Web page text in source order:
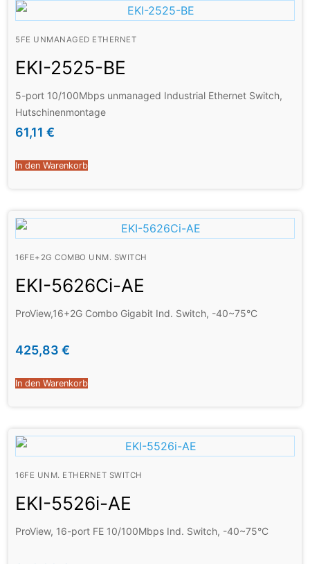
5FE UNMANAGED ETHERNET
EKI-2525-BE
5-port 10/100Mbps unmanaged Industrial Ethernet Switch,
Hutschinenmontage
61,11 €
In den Warenkorb
16FE+2G COMBO UNM. SWITCH
EKI-5626Ci-AE
ProView,16+2G Combo Gigabit Ind. Switch, -40~75°C
425,83 €
In den Warenkorb
16FE UNM. ETHERNET SWITCH
EKI-5526i-AE
ProView, 16-port FE 10/100Mbps Ind. Switch, -40~75°C